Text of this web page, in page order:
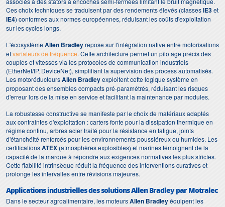
Ces choix techniques se traduisent par des rendements élevés (classesIE3et
IE4) conformes aux normes européennes, réduisant les coûts d'exploitation
sur les cycles longs.
L'écosystèmeAllen Bradleyrepose sur l'intégration native entre motorisations
etvariateurs de fréquence. Cette architecture permet un pilotage précis des
couples et vitesses via les protocoles de communication industriels
(EtherNet/IP, DeviceNet), simplifiant la supervision des process automatisés.
Les motoréducteursAllen Bradleyexploitent cette logique système en
proposant des ensembles compacts pré-paramétrés, réduisant les risques
d'erreur lors de la mise en service et facilitant la maintenance par modules.
La robustesse constructive se manifeste par le choix de matériaux adaptés
aux contraintes d'exploitation : carters fonte pour la dissipation thermique en
régime continu, arbres acier traité pour la résistance en fatigue, joints
d'étanchéité renforcés pour les environnements poussiéreux ou humides. Les
certificationsATEX (atmosphères explosibles) et marines témoignent de la
capacité de la marque à répondre aux exigences normatives les plus strictes.
Cette fiabilité intrinsèque réduit la fréquence des interventions curatives et
prolonge les intervalles entre révisions majeures.
Applications industrielles des solutions Allen Bradley par Motralec
Dans le secteur agroalimentaire, les moteursAllen Bradleyéquipent les